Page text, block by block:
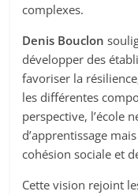
complexes.
Denis Bouclon
développer des
favoriser la
les différentes
perspective, l’école
d’apprentissage
cohésion sociale et
Cette vision rejoint